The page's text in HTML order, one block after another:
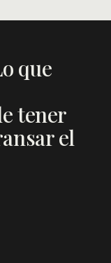
que
tener
el